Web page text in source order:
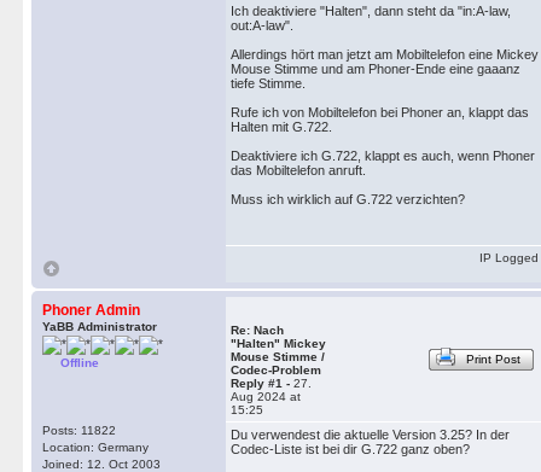
Ich deaktiviere "Halten", dann steht da "in:A-law,
out:A-law".
Allerdings hört man jetzt am Mobiltelefon eine Mickey
Mouse Stimme und am Phoner-Ende eine gaaanz
tiefe Stimme.
Rufe ich von Mobiltelefon bei Phoner an, klappt das
Halten mit G.722.
Deaktiviere ich G.722, klappt es auch, wenn Phoner
das Mobiltelefon anruft.
Muss ich wirklich auf G.722 verzichten?
IP Logged
Phoner Admin
YaBB Administrator
Offline
Posts: 11822
Location: Germany
Joined: 12. Oct 2003
Re: Nach
"Halten" Mickey
Mouse Stimme /
Codec-Problem
Reply #1 - 27.
Aug 2024 at
15:25
Print Post
Du verwendest die aktuelle Version 3.25? In der
Codec-Liste ist bei dir G.722 ganz oben?